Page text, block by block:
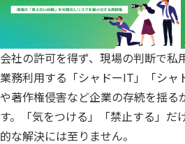
会社の許可を得ず、現場の判断で私
業務利用する「シャドーIT」「シャ
や著作権侵害など企業の存続を揺る
す。「気をつける」「禁止する」だ
的な解決には至りません。